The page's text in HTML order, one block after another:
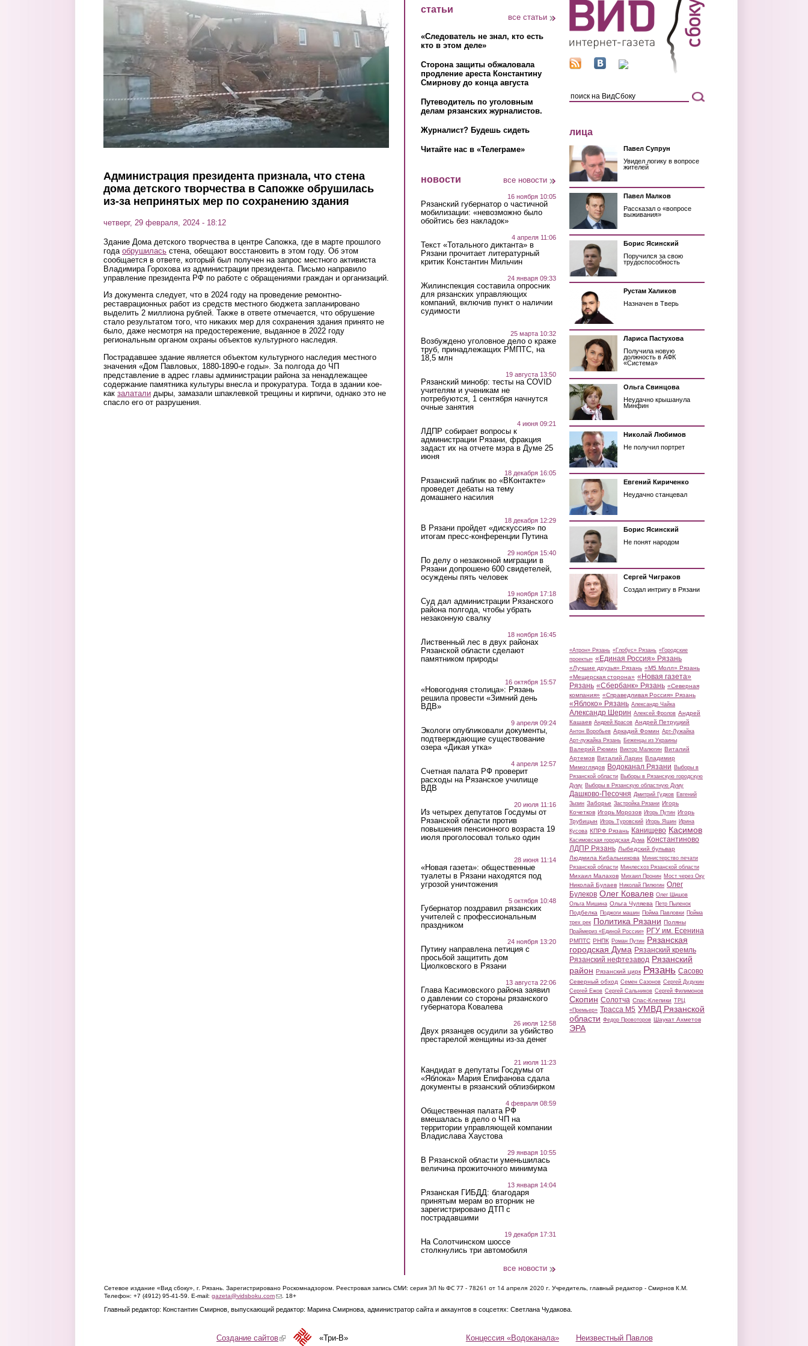
Перейти к основному содержанию
Администрация президента признала, что стена
дома детского творчества в Сапожке обрушилась
из-за непринятых мер по сохранению здания
четверг, 29 февраля, 2024 - 18:12
Здание Дома детского творчества в центре Сапожка, где в марте прошлого
года обрушилась стена, обещают восстановить в этом году. Об этом
сообщается в ответе, который был получен на запрос местного активиста
Владимира Горохова из администрации президента. Письмо направило
управление президента РФ по работе с обращениями граждан и организаций.
Из документа следует, что в 2024 году на проведение ремонтно-
реставрационных работ из средств местного бюджета запланировано
выделить 2 миллиона рублей. Также в ответе отмечается, что обрушение
стало результатом того, что никаких мер для сохранения здания принято не
было, даже несмотря на предостережение, выданное в 2022 году
региональным органом охраны объектов культурного наследия.
Пострадавшее здание является объектом культурного наследия местного
значения «Дом Павловых, 1880-1890-е годы». За полгода до ЧП
представление в адрес главы администрации района за ненадлежащее
содержание памятника культуры внесла и прокуратура. Тогда в здании кое-
как залатали дыры, замазали шпаклевкой трещины и кирпичи, однако это не
спасло его от разрушения.
статьи
все статьи
«Следователь не знал, кто есть
кто в этом деле»
Сторона защиты обжаловала
продление ареста Константину
Смирнову до конца августа
Путеводитель по уголовным
делам рязанских журналистов.
Журналист? Будешь сидеть
Читайте нас в «Телеграме»
новости все новости
16 ноября 10:05
Рязанский губернатор о частичной
мобилизации: «невозможно было
обойтись без накладок»
4 апреля 11:06
Текст «Тотального диктанта» в
Рязани прочитает литературный
критик Константин Мильчин
24 января 09:33
Жилинспекция составила опросник
для рязанских управляющих
компаний, включив пункт о наличии
судимости
25 марта 10:32
Возбуждено уголовное дело о краже
труб, принадлежащих РМПТС, на
18,5 млн
19 августа 13:50
Рязанский минобр: тесты на COVID
учителям и ученикам не
потребуются, 1 сентября начнутся
очные занятия
4 июня 09:21
ЛДПР собирает вопросы к
администрации Рязани, фракция
задаст их на отчете мэра в Думе 25
июня
18 декабря 16:05
Рязанский паблик во «ВКонтакте»
проведет дебаты на тему
домашнего насилия
18 декабря 12:29
В Рязани пройдет «дискуссия» по
итогам пресс-конференции Путина
29 ноября 15:40
По делу о незаконной миграции в
Рязани допрошено 600 свидетелей,
осуждены пять человек
19 ноября 17:18
Суд дал администрации Рязанского
района полгода, чтобы убрать
незаконную свалку
18 ноября 16:45
Лиственный лес в двух районах
Рязанской области сделают
памятником природы
16 октября 15:57
«Новогодняя столица»: Рязань
решила провести «Зимний день
ВДВ»
9 апреля 09:24
Экологи опубликовали документы,
подтверждающие существование
озера «Дикая утка»
4 апреля 12:57
Счетная палата РФ проверит
расходы на Рязанское училище
ВДВ
20 июля 11:16
Из четырех депутатов Госдумы от
Рязанской области против
повышения пенсионного возраста 19
июля проголосовал только один
28 июня 11:14
«Новая газета»: общественные
туалеты в Рязани находятся под
угрозой уничтожения
5 октября 10:48
Губернатор поздравил рязанских
учителей с профессиональным
праздником
24 ноября 13:20
Путину направлена петиция с
просьбой защитить дом
Циолковского в Рязани
13 августа 22:06
Глава Касимовского района заявил
о давлении со стороны рязанского
губернатора Ковалева
26 июля 12:58
Двух рязанцев осудили за убийство
престарелой женщины из-за денег
21 июля 11:23
Кандидат в депутаты Госдумы от
«Яблока» Мария Епифанова сдала
документы в рязанский облизбирком
4 февраля 08:59
Общественная палата РФ
вмешалась в дело о ЧП на
территории управляющей компании
Владислава Хаустова
29 января 10:55
В Рязанской области уменьшилась
величина прожиточного минимума
13 января 14:04
Рязанская ГИБДД: благодаря
принятым мерам во вторник не
зарегистрировано ДТП с
пострадавшими
19 декабря 17:31
На Солотчинском шоссе
столкнулись три автомобиля
все новости
лица
Павел Супрун
Увидел логику в вопросе
жителей
Павел Малков
Рассказал о «вопросе
выживания»
Борис Ясинский
Поручился за свою
трудоспособность
Рустам Халиков
Назначен в Тверь
Лариса Пастухова
Получила новую
должность в АФК
«Система»
Ольга Свинцова
Неудачно крышанула
Минфин
Николай Любимов
Не получил портрет
Евгений Кириченко
Неудачно станцевал
Борис Ясинский
Не понят народом
Сергей Чиграков
Создал интригу в Рязани
«Атрон» Рязань «Глобус» Рязань «Городские
проекты» «Единая Россия» Рязань
«Лучшие друзья» Рязань «М5 Молл» Рязань
«Мещерская сторона» «Новая газета»
Рязань «Сбербанк» Рязань «Северная
компания» «Справедливая Россия» Рязань
«Яблоко» Рязань Александр Чайка
Александр Шерин Алексей Фролов Андрей
Кашаев Андрей Красов Андрей Петруцкий
Антон Воробьев Аркадий Фомин Арт-Лужайка
Арт-лужайка Рязань Беженцы из Украины
Валерий Рюмин Виктор Малюгин Виталий
Артемов Виталий Ларин Владимир
Мимоглядов Водоканал Рязани Выборы в
Рязанской области Выборы в Рязанскую городскую
Думу Выборы в Рязанскую областную Думу
Дашково-Песочня Дмитрий Гудков Евгений
Зызин Заборье Застройка Рязани Игорь
Кочетков Игорь Морозов Игорь Путин Игорь
Трубицын Игорь Туровский Игорь Яшин Ирина
Кусова КПРФ Рязань Канищево Касимов
Касимовская городская Дума Константиново
ЛДПР Рязань Лыбедский бульвар
Людмила Кибальникова Министерство печати
Рязанской области Минлесхоз Рязанской области
Михаил Малахов Михаил Пронин Мост через Оку
Николай Булаев Николай Пилюгин Олег
Булеков Олег Ковалев Олег Шишов
Ольга Мишина Ольга Чуляева Петр Пыленок
Подбелка Поджоги машин Пойма Павловки Пойма
трех рек Политика Рязани Поляны
Праймериз «Единой России» РГУ им. Есенина
РМПТС РНПК Роман Путин Рязанская
городская Дума Рязанский кремль
Рязанский нефтезавод Рязанский
район Рязанский цирк Рязань Сасово
Северный обход Семен Сазонов Сергей Дудукин
Сергей Ежов Сергей Сальников Сергей Филимонов
Скопин Солотча Спас-Клепики ТРЦ
«Премьер» Трасса М5 УМВД Рязанской
области Федор Провоторов Шаукат Ахметов
ЭРА
Сетевое издание «Вид сбоку», г. Рязань. Зарегистрировано Роскомнадзором. Реестровая запись СМИ: серия ЭЛ № ФС 77 - 78261 от 14 апреля 2020 г. Учредитель, главный редактор - Смирнов К.М.
Телефон: +7 (4912) 95-41-59. E-mail: gazeta@vidsboku.com(link sends e-mail)
. 18+
Главный редактор: Константин Смирнов, выпускающий редактор: Марина Смирнова, администратор сайта и аккаунтов в соцсетях: Светлана Чудакова.
Концессия «Водоканала» Неизвестный Павлов
Создание сайтов(link is external)«Три-В»